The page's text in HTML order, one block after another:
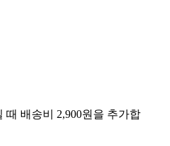
때 배송비 2,900원을 추가합